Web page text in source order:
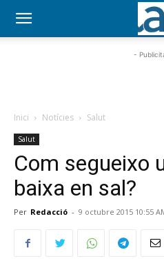
-
Inici Notícies Salut
Salut
Com segueixo
baixa en sal?
Per Redacció - 9 octubre 2015 10:55